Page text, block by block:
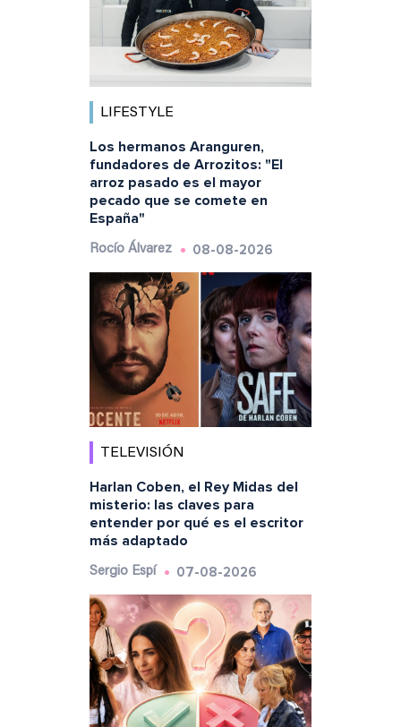
LIFESTYLE
Los hermanos Aranguren,
fundadores de Arrozitos: "El
arroz pasado es el mayor
pecado que se comete en
España"
Rocío Álvarez 08-08-2026
TELEVISIÓN
Harlan Coben, el Rey Midas del
misterio: las claves para
entender por qué es el escritor
más adaptado
Sergio Espí 07-08-2026